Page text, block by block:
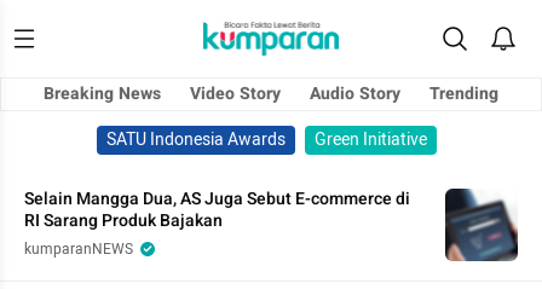
Breaking News Video Story Audio Story
Trending
SATU Indonesia Awards
Green Initiative
Selain Mangga Dua, AS Juga Sebut E-commerce di
RI Sarang Produk Bajakan
kumparanNEWS